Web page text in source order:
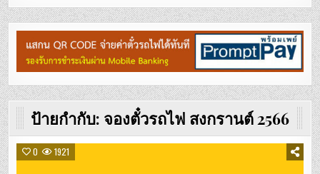
ป้ายกำกับ: จองตั๋วรถไฟ สงกรานต์ 2566
0 1921